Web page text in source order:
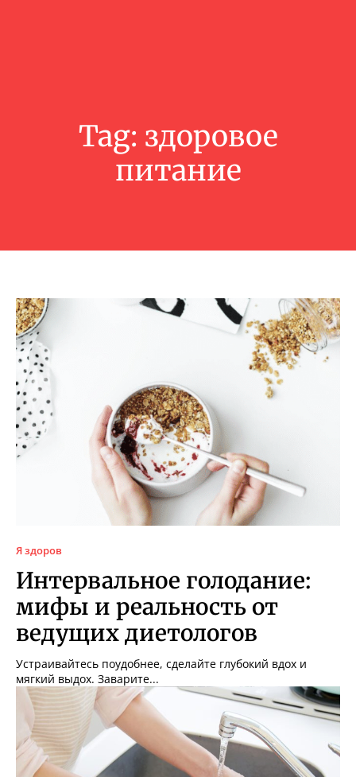
Tag: здоровое
питание
Я здоров
Интервальное голодание:
мифы и реальность от
ведущих диетологов
Устраивайтесь поудобнее, сделайте глубокий вдох и
мягкий выдох. Заварите...